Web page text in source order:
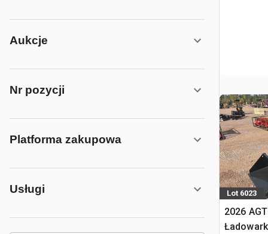
Aukcje
Nr pozycji
Platforma zakupowa
Usługi Lot 6023
2026